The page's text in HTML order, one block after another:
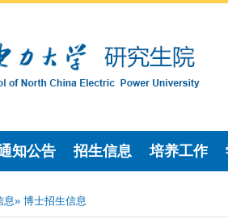
知公告 招生信息 培养工作
息» 博士招生信息